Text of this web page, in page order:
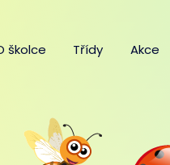
školce Třídy Akce